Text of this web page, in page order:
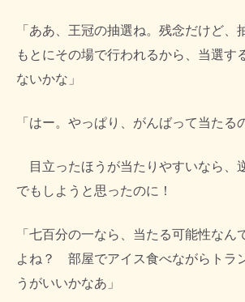
「ああ、王冠の抽選ね。残念だけど、
もとにその場で行われるから、当選す
ないかな」
「はー。やっぱり、がんばって当たる
目立ったほうが当たりやすいなら、
でもしようと思ったのに！
「七百分の一なら、当たる可能性なん
よね？ 部屋でアイス食べながらトラ
うがいいかなあ」